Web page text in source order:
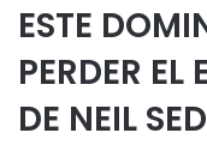
ESTE
PERDER
DE NEIL